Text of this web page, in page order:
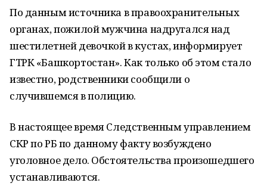
По данным источника в правоохранительных
органах, пожилой мужчина надругался над
шестилетней девочкой в кустах, информирует
ГТРК «Башкортостан». Как только об этом стало
известно, родственники сообщили о
случившемся в полицию.
В настоящее время Следственным управлением
СКР по РБ по данному факту возбуждено
уголовное дело. Обстоятельства произошедшего
устанавливаются.